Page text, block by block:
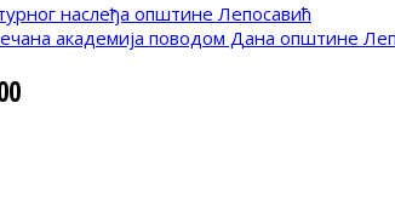
академија поводом Дана општине